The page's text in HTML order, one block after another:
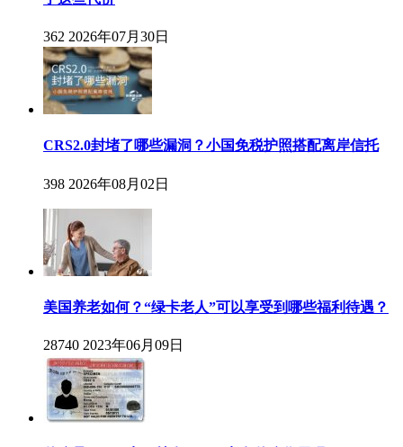
362 2026年07月30日
CRS2.0封堵了哪些漏洞？小国免税护照搭配离岸信托
398 2026年08月02日
美国养老如何？“绿卡老人”可以享受到哪些福利待遇？
28740 2023年06月09日